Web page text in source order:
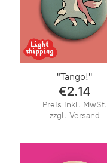
"Tango!"
€2.14
Preis inkl. MwSt.
zzgl. Versand